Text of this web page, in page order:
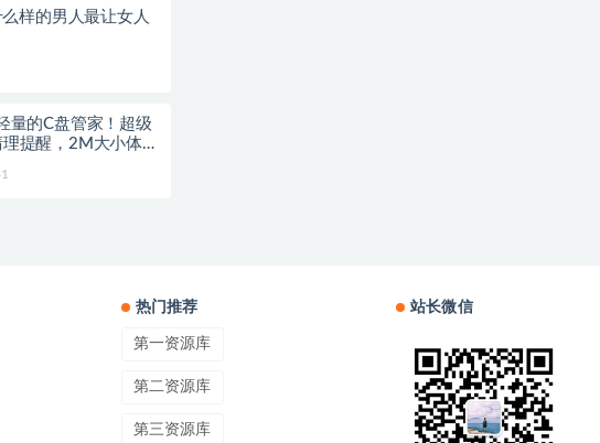
样的男人最让女人
量的C盘管家！超级
提醒，2M大小体
热门推荐
第一资源库
第二资源库
第三资源库
站长微信